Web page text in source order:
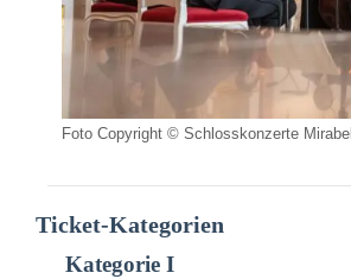
Foto Copyright © Schlosskonzerte Mirabell
Ticket-Kategorien
Kategorie I